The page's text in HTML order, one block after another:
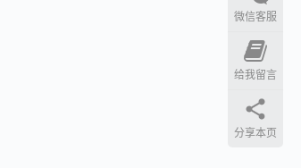
微信客服
给我留言
分享本页